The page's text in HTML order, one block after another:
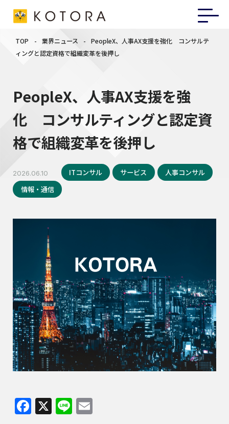
TOP - 業界ニュース -
PeopleX、人事AX支援を強化 コンサルテ
ィングと認定資格で組織変革を後押し
PeopleX、人事AX支援を強
化 コンサルティングと認定資
格で組織変革を後押し
2026.06.10 ITコンサル サービス
人事コンサル
情報・通信
Facebook
X Line